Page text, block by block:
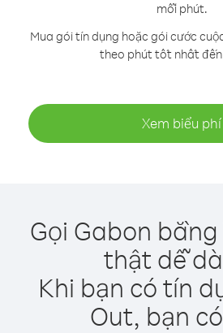
mỗi phút.
Mua gói tín dụng hoặc gói cước
theo phút tốt nhất
Xem biểu phí
Gọi Gabon
thật dễ
Khi bạn có tín
Out, bạn